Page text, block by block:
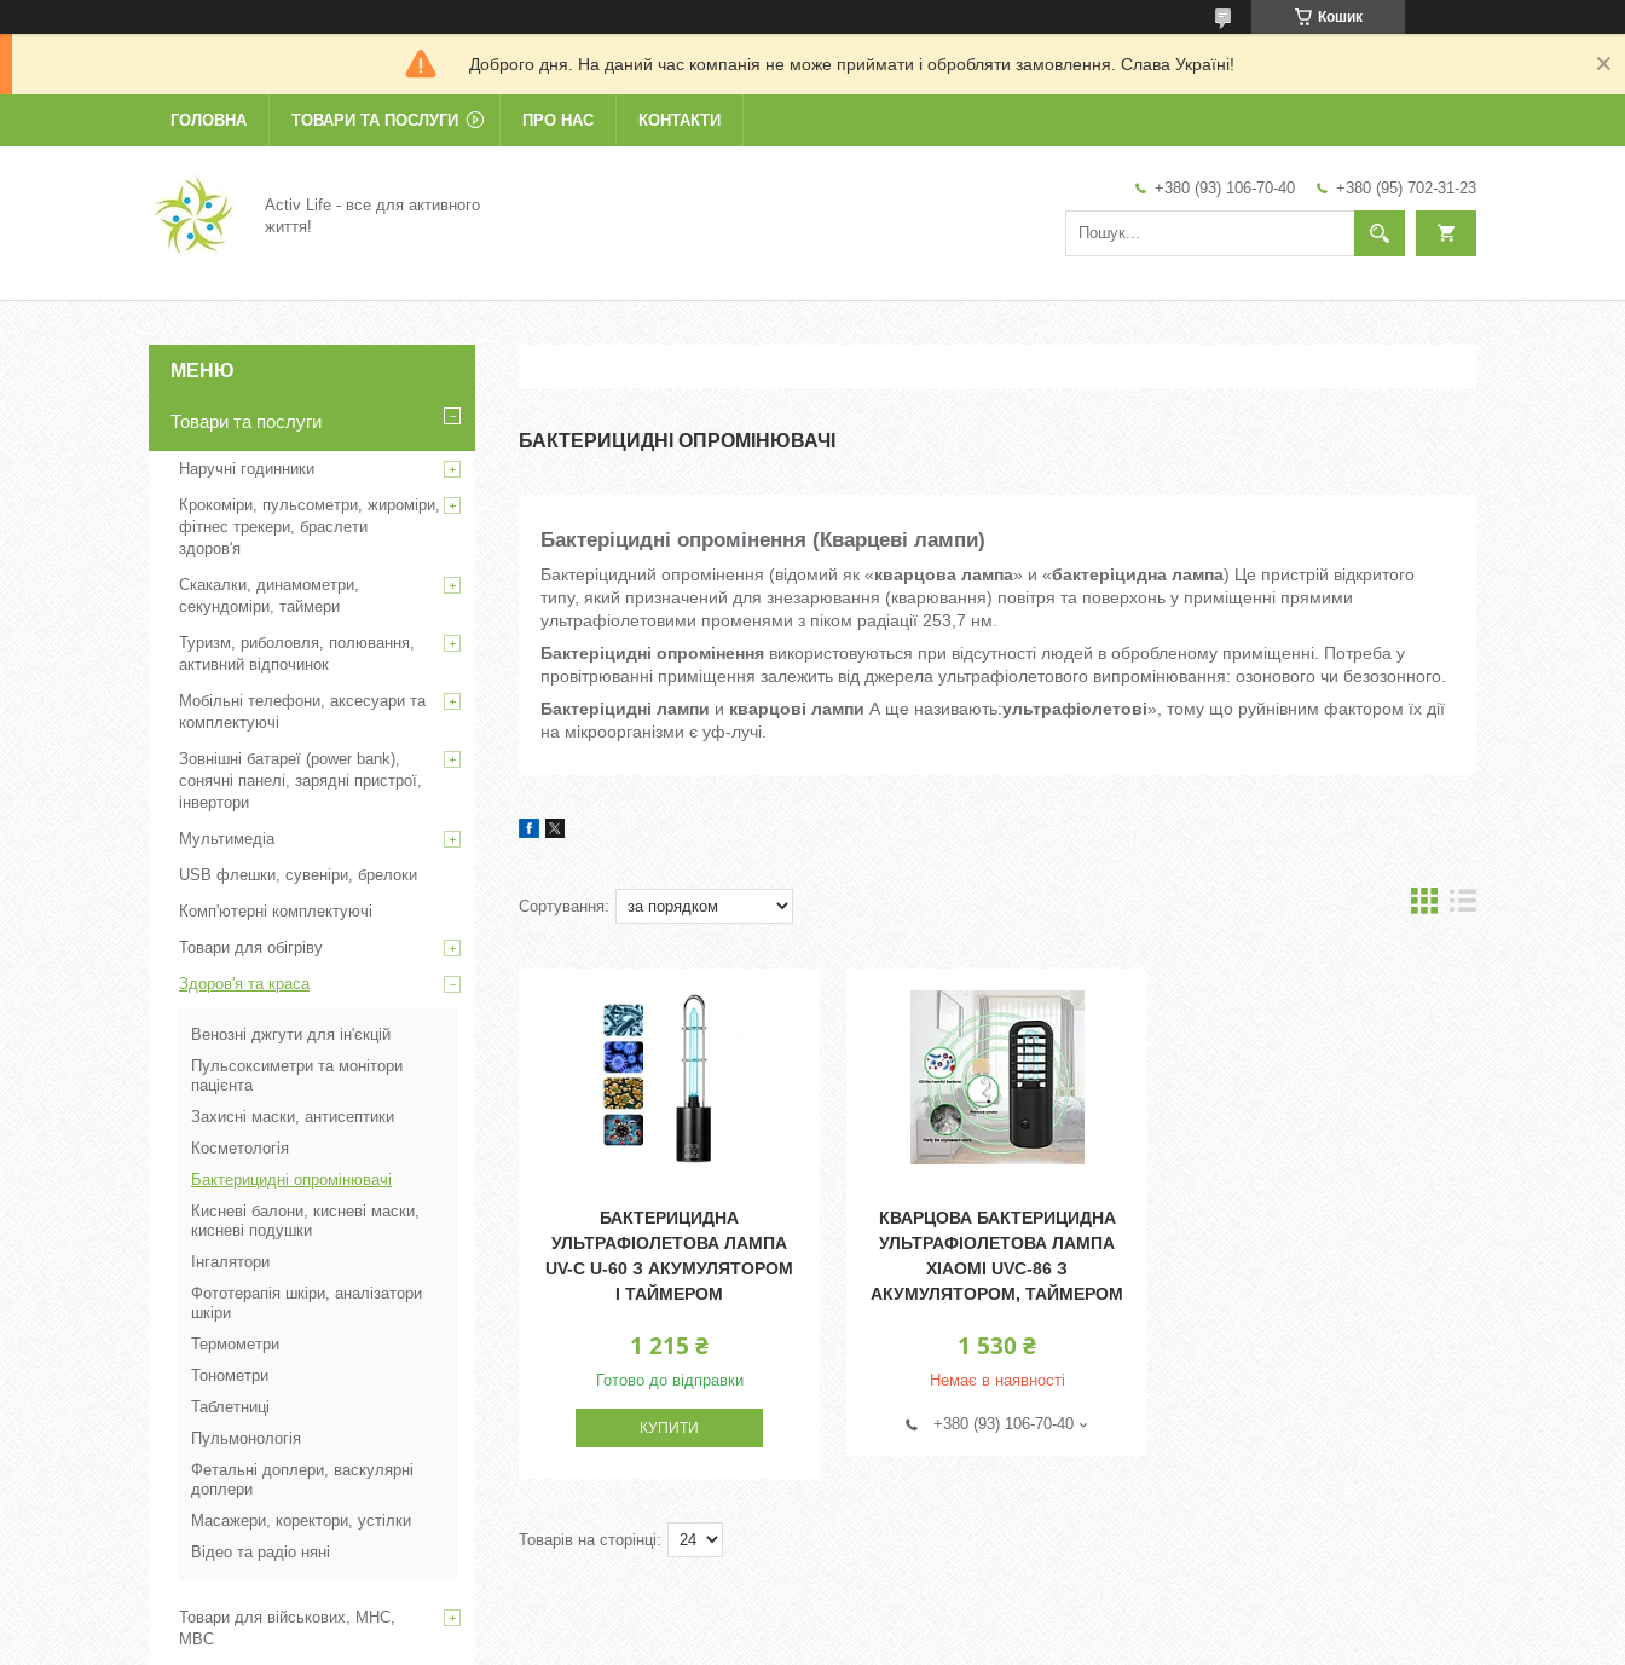
Кошик
Доброго дня. На даний час компанія не може приймати і обробляти замовлення. Слава Україні!
ГОЛОВНА ТОВАРИ ТА ПОСЛУГИ ПРО НАС КОНТАКТИ
Activ Life - все для активного
життя!
+380 (93) 106-70-40 +380 (95) 702-31-23
БАКТЕРИЦИДНІ ОПРОМІНЮВАЧІ
Бактеріцидні опромінення (Кварцеві лампи)
Бактеріцидний опромінення (відомий як «кварцова лампа» и «бактеріцидна лампа) Це пристрій відкритого
типу, який призначений для знезарювання (кварювання) повітря та поверхонь у приміщенні прямими
ультрафіолетовими променями з піком радіації 253,7 нм.
Бактеріцидні опромінення використовуються при відсутності людей в обробленому приміщенні. Потреба у
провітрюванні приміщення залежить від джерела ультрафіолетового випромінювання: озонового чи безозонного.
Бактеріцидні лампи и кварцові лампи А ще називають:ультрафіолетові», тому що руйнівним фактором їх дії
на мікроорганізми є уф-лучі.
БАКТЕРИЦИДНА
УЛЬТРАФІОЛЕТОВА ЛАМПА
UV-C U-60 З АКУМУЛЯТОРОМ
І ТАЙМЕРОМ
1 215 ₴
Готово до відправки
КУПИТИ
КВАРЦОВА БАКТЕРИЦИДНА
УЛЬТРАФІОЛЕТОВА ЛАМПА
XIAOMI UVC-86 З
АКУМУЛЯТОРОМ, ТАЙМЕРОМ
1 530 ₴
Немає в наявності
+380 (93) 106-70-40
Товари та послуги
Наручні годинники
Крокоміри, пульсометри, жироміри,
фітнес трекери, браслети
здоров'я
Скакалки, динамометри,
секундоміри, таймери
Туризм, риболовля, полювання,
активний відпочинок
Мобільні телефони, аксесуари та
комплектуючі
Зовнішні батареї (power bank),
сонячні панелі, зарядні пристрої,
інвертори
Мультимедіа
USB флешки, сувеніри, брелоки
Комп'ютерні комплектуючі
Товари для обігріву
Здоров'я та краса
Венозні джгути для ін'єкцій
Пульсоксиметри та монітори
пацієнта
Захисні маски, антисептики
Косметологія
Бактерицидні опромінювачі
Кисневі балони, кисневі маски,
кисневі подушки
Інгалятори
Фототерапія шкіри, аналізатори
шкіри
Термометри
Тонометри
Таблетниці
Пульмонологія
Фетальні доплери, васкулярні
доплери
Масажери, коректори, устілки
Відео та радіо няні
Товари для військових, МНС,
МВС